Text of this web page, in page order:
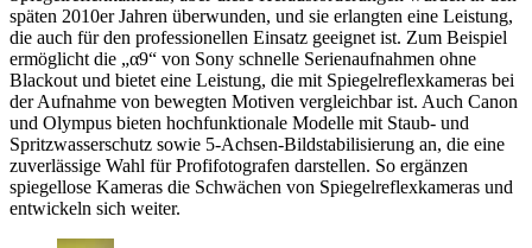
späten 2010er Jahren überwunden, und sie erlangten eine Leistung,
die auch für den professionellen Einsatz geeignet ist. Zum Beispiel
ermöglicht die „α9“ von Sony schnelle Serienaufnahmen ohne
Blackout und bietet eine Leistung, die mit Spiegelreflexkameras bei
der Aufnahme von bewegten Motiven vergleichbar ist. Auch Canon
und Olympus bieten hochfunktionale Modelle mit Staub- und
Spritzwasserschutz sowie 5-Achsen-Bildstabilisierung an, die eine
zuverlässige Wahl für Profifotografen darstellen. So ergänzen
spiegellose Kameras die Schwächen von Spiegelreflexkameras und
entwickeln sich weiter.